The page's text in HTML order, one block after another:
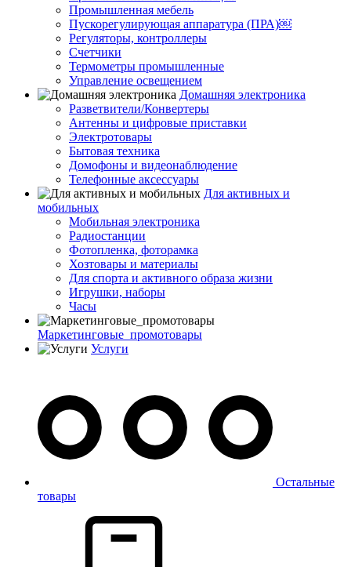
Промышленная мебель
Пускорегулирующая аппаратура (ПРА)￼
Регуляторы, контроллеры
Счетчики
Термометры промышленные
Управление освещением
Домашняя электроника
Разветвители/Конвертеры
Антенны и цифровые приставки
Электротовары
Бытовая техника
Домофоны и видеонаблюдение
Телефонные аксессуары
Для активных и
мобильных
Мобильная электроника
Радиостанции
Фотопленка, фоторамка
Хозтовары и материалы
Для спорта и активного образа жизни
Игрушки, наборы
Часы
Маркетинговые_промотовары
Услуги
Остальные
товары